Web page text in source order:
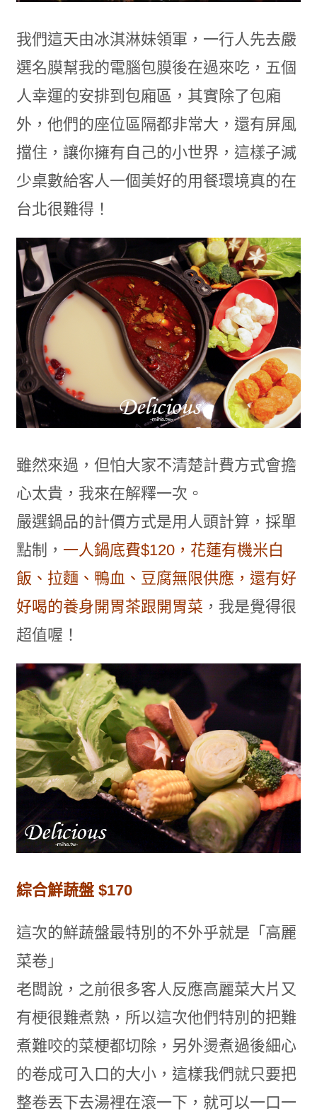
我們這天由冰淇淋妹領軍，一行人先去嚴
選名膜幫我的電腦包膜後在過來吃，五個
人幸運的安排到包廂區，其實除了包廂
外，他們的座位區隔都非常大，還有屏風
擋住，讓你擁有自己的小世界，這樣子減
少桌數給客人一個美好的用餐環境真的在
台北很難得！
雖然來過，但怕大家不清楚計費方式會擔
心太貴，我來在解釋一次。
嚴選鍋品的計價方式是用人頭計算，採單
點制， 一人鍋底費$120，花蓮有機米白
飯、拉麵、鴨血、豆腐無限供應， 還有好
好喝的養身開胃茶跟開胃菜 ，我是覺得很
超值喔！
綜合鮮蔬盤 $170
這次的鮮蔬盤最特別的不外乎就是「高麗
菜卷」
老闆說，之前很多客人反應高麗菜大片又
有梗很難煮熟，所以這次他們特別的把難
煮難咬的菜梗都切除，另外燙煮過後細心
的卷成可入口的大小，這樣我們就只要把
整卷丟下去湯裡在滾一下，就可以一口一